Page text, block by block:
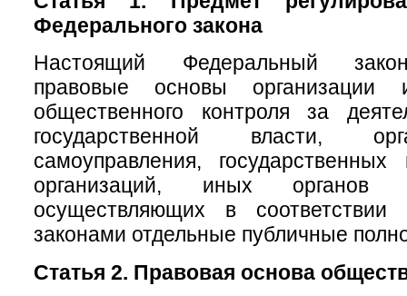
Федерального закона
Настоящий Федеральный
правовые основы организации
общественного контроля за
государственной власти,
самоуправления,
организаций, иных органов
осуществляющих в
законами отдельные публичные
Статья 2. Правовая основа